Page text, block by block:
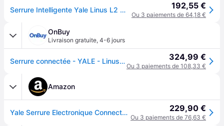
Serrure Intelligente Yale Linus L2 WiFi et Bluetooth Ouverture avec App Compatible Android iOS 192,55 €
Ou 3 paiements de 64,18 €
OnBuy
Livraison gratuite, 4-6 jours
Serrure connectée - YALE - Linus L2 - Batterie rechargeable - Wi-Fi - Contrôle d'accès - Fintion argent 324,99 €
Ou 3 paiements de 108,33 €
Amazon
Yale Serrure Electronique Connectée Linus L2 - (Dé)Verrouillage à Distance - Ouverture/Fermeture de Porte Automatique - Alertes en Temps Réel - Partage d'Accès aux Invités - Wifi et Bluetooth - Argent 229,90 €
Ou 3 paiements de 76,63 €